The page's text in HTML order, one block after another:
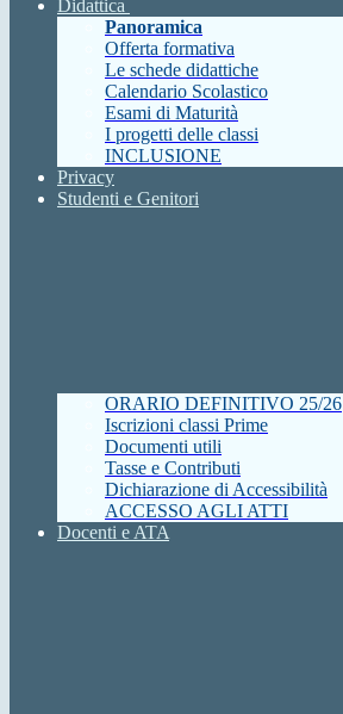
Didattica
Panoramica
Offerta formativa
Le schede didattiche
Calendario Scolastico
Esami di Maturità
I progetti delle classi
INCLUSIONE
Privacy
Studenti e Genitori
ORARIO DEFINITIVO 25/26
Iscrizioni classi Prime
Documenti utili
Tasse e Contributi
Dichiarazione di Accessibilità
ACCESSO AGLI ATTI
Docenti e ATA